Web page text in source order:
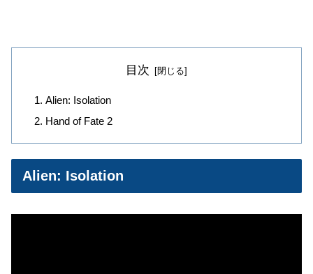
目次
Alien: Isolation
Hand of Fate 2
Alien: Isolation